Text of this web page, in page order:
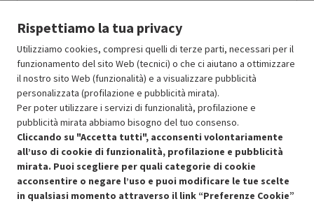
Ricondizionato Prezzo ridotto da
1196.52a-15%
In Promozione 1017.04
Aggiungi al carrello
OFFERTE IMPERDIBILI
Risparmio garantito rispetto al corrispondente prodotto nuovo.
Rispettiamo la tua privacy
Utilizziamo cookies, compresi quelli di terze parti, necessari per il
funzionamento del sito Web (tecnici) o che ci aiutano a ottimizzare
il nostro sito Web (funzionalità) e a visualizzare pubblicità
personalizzata (profilazione e pubblicità mirata).
Per poter utilizzare i servizi di funzionalità, profilazione e
pubblicità mirata abbiamo bisogno del tuo consenso.
Cliccando su "Accetta tutti", acconsenti volontariamente
all’uso di cookie di funzionalità, profilazione e pubblicità
mirata. Puoi scegliere per quali categorie di cookie
acconsentire o negare l’uso e puoi modificare le tue scelte
in qualsiasi momento attraverso il link “Preferenze Cookie”